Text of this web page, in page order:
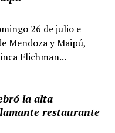
26 de julio e
Mendoza y Maipú,
Flichman...
la alta
restaurante